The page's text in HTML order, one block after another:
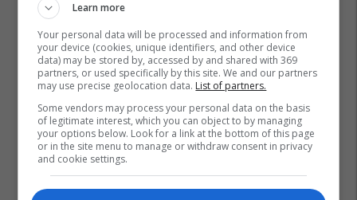
Learn more
Your personal data will be processed and information from
your device (cookies, unique identifiers, and other device
data) may be stored by, accessed by and shared with 369
partners, or used specifically by this site. We and our partners
may use precise geolocation data. List of partners.
Some vendors may process your personal data on the basis
of legitimate interest, which you can object to by managing
your options below. Look for a link at the bottom of this page
or in the site menu to manage or withdraw consent in privacy
and cookie settings.